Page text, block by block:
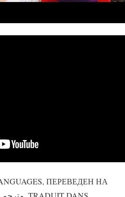
ПЕРЕВЕДЕН НА